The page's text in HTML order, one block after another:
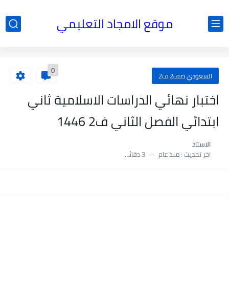
موقع الامجاد التعليمي
السعودي صف2 ف2 0
اختبار نهائي الدراسات الاسلامية ثاني
ابتدائي الفصل الثاني ف2 1446
الاستاذ
اخر تحديث :منذ عام 3 دقائق للقراءة